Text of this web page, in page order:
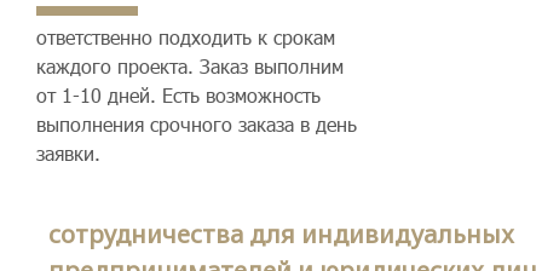
ответственно подходить к срокам
каждого проекта. Заказ выполним
от 1-10 дней. Есть возможность
выполнения срочного заказа в день
заявки.
сотрудничества для индивидуальных